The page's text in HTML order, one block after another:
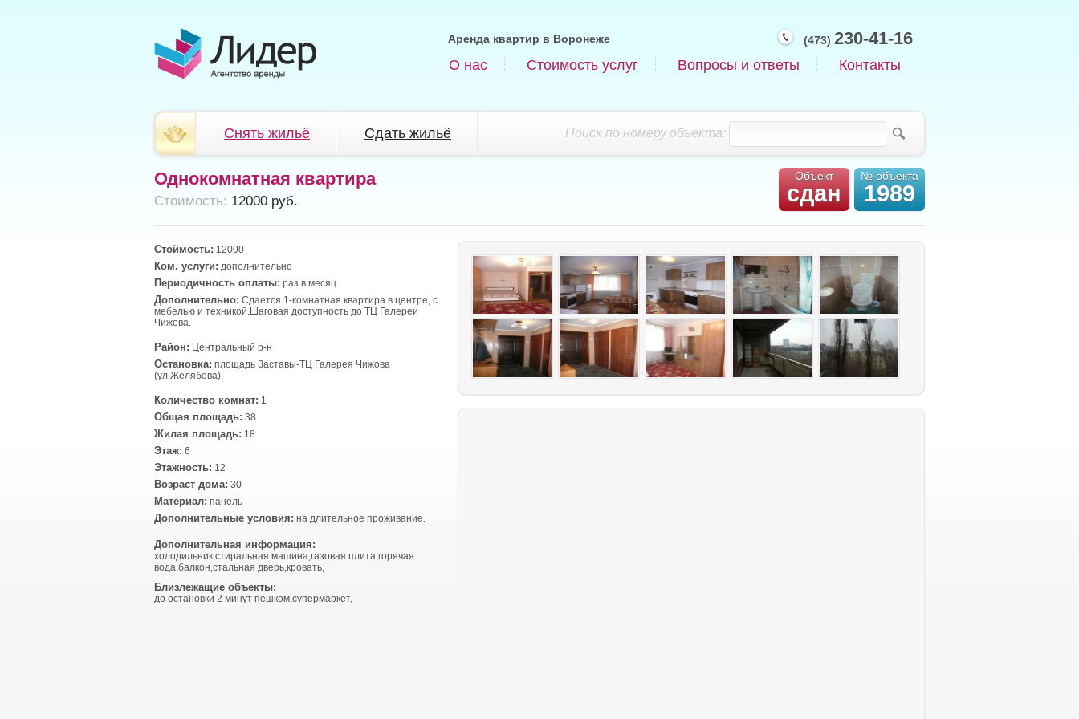
(473) 230-41-16
Аренда квартир в Воронеже
О нас Стоимость услуг Вопросы и ответы Контакты
Поиск по номеру объекта:
Снять жильё Сдать жильё
Объект
сдан
№ объекта
1989
Однокомнатная квартира
Cтоимость: 12000 руб.
Стоймость: 12000
Ком. услуги: дополнительно
Периодичность оплаты: раз в месяц
Дополнительно: Сдается 1-комнатная квартира в центре, с
мебелью и техникой.Шаговая доступность до ТЦ Галереи
Чижова.
Район: Центральный р-н
Остановка: площадь Заставы-ТЦ Галерея Чижова
(ул.Желябова).
Количество комнат: 1
Общая площадь: 38
Жилая площадь: 18
Этаж: 6
Этажность: 12
Возраст дома: 30
Материал: панель
Дополнительные условия: на длительное проживание.
Дополнительная информация:
холодильник,стиральная машина,газовая плита,горячая
вода,балкон,стальная дверь,кровать,
Близлежащие объекты:
до остановки 2 минут пешком,супермаркет,